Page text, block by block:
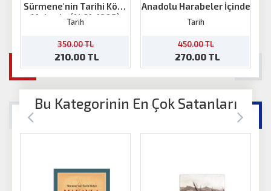
Sürmene'nin Tarihi Köyü
Makavla (1461-1903)
Tarih
350.00 TL
210.00 TL
Anadolu Harabeler İçinde
Tarih
450.00 TL
270.00 TL
Bu Kategorinin En Çok Satanları